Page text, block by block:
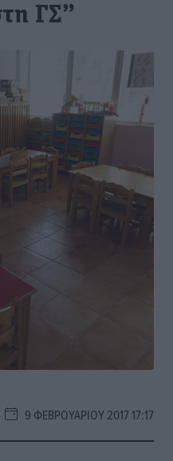
ΓΣ”
9 ΦΕΒΡΟΥΑΡΊΟΥ 2017 17:17